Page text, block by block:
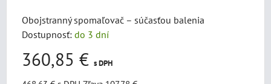
Obojstranný spomaľovač – súčasťou balenia
Dostupnosť: do 3 dní
360,85 € s DPH